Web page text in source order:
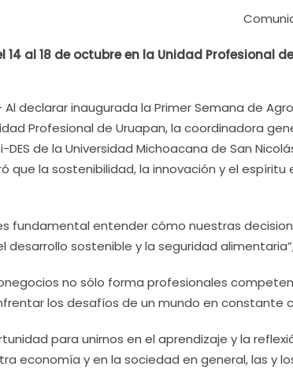
al 18 de octubre en la Unidad Profesional
declarar inaugurada la Primer Semana de
Profesional de Uruapan, la coordinadora
de la Universidad Michoacana de San
que la sostenibilidad, la innovación y el
fundamental entender cómo nuestras
sostenible y la seguridad
no sólo forma profesionales
los desafíos de un mundo en constante
para unirnos en el aprendizaje y la
economía y en la sociedad en general, las y